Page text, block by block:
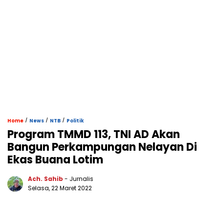
Home / News / NTB / Politik
Program TMMD 113, TNI AD Akan
Bangun Perkampungan Nelayan Di
Ekas Buana Lotim
Ach. Sahib - Jurnalis
Selasa, 22 Maret 2022